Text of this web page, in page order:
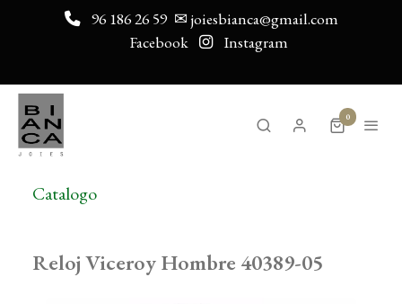
96 186 26 59 ✉ joiesbianca@gmail.com
Facebook
Instagram
0
Catalogo
Reloj Viceroy Hombre 40389-05